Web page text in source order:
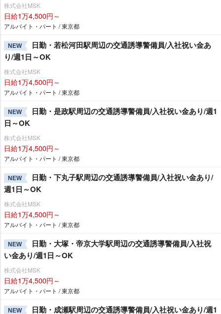
株式会社MSK
日給1万4,500円～
アルバイト・パート / 東京都
NEW
日勤・若松河田駅周辺の交通誘導警備員/入社祝い金あ
り/週1日～OK
株式会社MSK
日給1万4,500円～
アルバイト・パート / 東京都
NEW
日勤・是政駅周辺の交通誘導警備員/入社祝い金あり/週1
日～OK
株式会社MSK
日給1万4,500円～
アルバイト・パート / 東京都
NEW
日勤・下丸子駅周辺の交通誘導警備員/入社祝い金あり/
週1日～OK
株式会社MSK
日給1万4,500円～
アルバイト・パート / 東京都
NEW
日勤・大塚・帝京大学駅周辺の交通誘導警備員/入社祝
い金あり/週1日～OK
株式会社MSK
日給1万4,500円～
アルバイト・パート / 東京都
NEW 日勤・成瀬駅周辺の交通誘導警備員/入社祝い金あり/週1